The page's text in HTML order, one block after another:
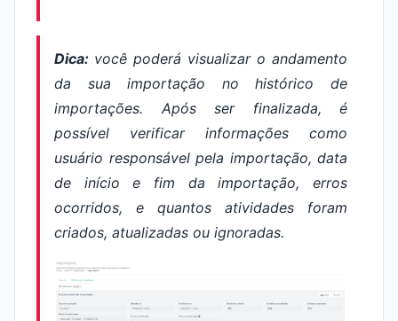
Dica: você poderá visualizar o andamento
da sua importação no histórico de
importações. Após ser finalizada, é
possível verificar informações como
usuário responsável pela importação, data
de início e fim da importação, erros
ocorridos, e quantos atividades foram
criados, atualizadas ou ignoradas.